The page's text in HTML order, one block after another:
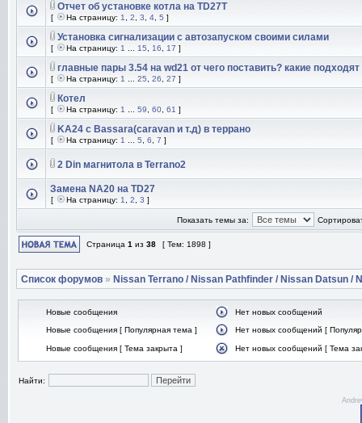
Отчет об установке котла на TD27T
[ На страницу: 1 2 3 4 5 ]
Установка сигнализации с автозапуском своими силами
[ На страницу: 1 15 16 17 ]
главные пары 3.54 на wd21 от чего поставить? какие подходят
[ На страницу: 1 25 26 27 ]
Котел
[ На страницу: 1 59 60 61 ]
KA24 с Bassara(caravan и т.д) в террано
[ На страницу: 1 5 6 7 ]
2 Din магнитола в Terrano2
Замена NA20 на TD27
[ На страницу: 1 2 3 ]
Показать темы за:
Страница 1 из 38 [ Тем: 1898 ]
Список форумов » Nissan Terrano / Nissan Pathfinder / Nissan Datsun /
Новые сообщения
Нет новых сообщений
Новые сообщения [ Популярная тема ]
Нет новых сообщений [
Новые сообщения [ Тема закрыта ] Нет новых сообщений [ Тема
Найти: